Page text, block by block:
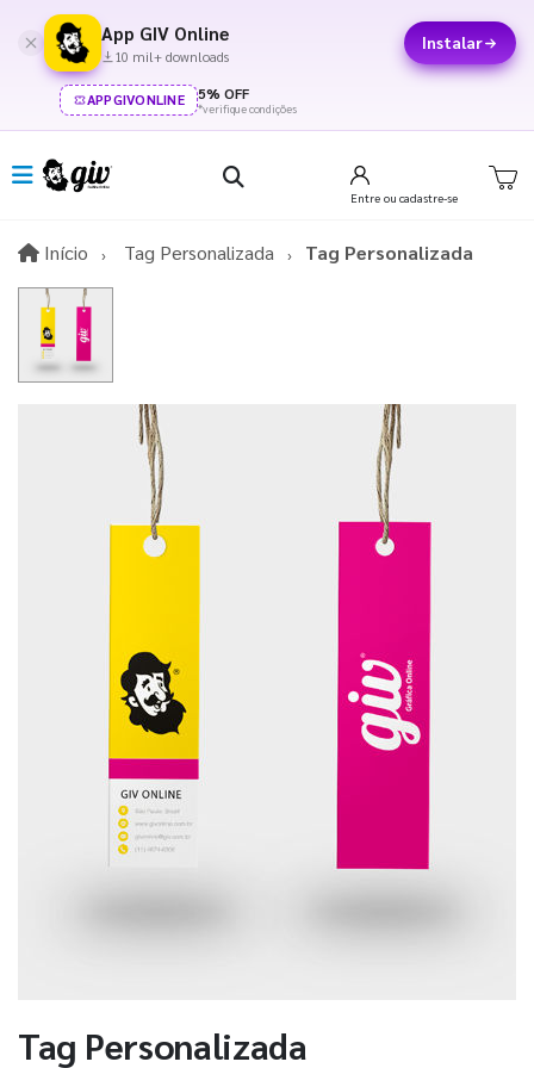
App GIV Online
10 mil+ downloads
Instalar
APPGIVONLINE 5% OFF
*verifique condições
Entre ou cadastre-se
Início InícioTag Personalizada Tag Personalizada
Tag Personalizada